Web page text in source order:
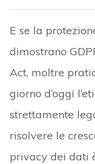
E se la
dimostrano
Act, moltre
giorno d’oggi
strettamente
risolvere le
privacy dei dati